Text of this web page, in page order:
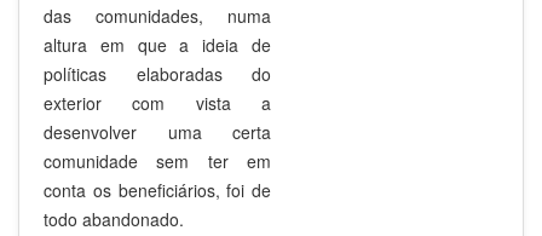
das comunidades, numa
altura em que a ideia de
políticas elaboradas do
exterior com vista a
desenvolver uma certa
comunidade sem ter em
conta os beneficiários, foi de
todo abandonado.